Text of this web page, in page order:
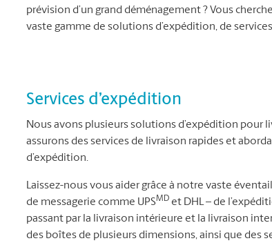
prévision d’un grand déménagement ? Vous
vaste gamme de solutions d’expédition, de
Services d’expédition
Nous avons plusieurs solutions d’expédition pour
assurons des services de livraison rapides et
d’expédition.
Laissez-nous vous aider grâce à notre vaste
de messagerie comme UPSMD et DHL – de
passant par la livraison intérieure et la livraison
des boîtes de plusieurs dimensions, ainsi que des